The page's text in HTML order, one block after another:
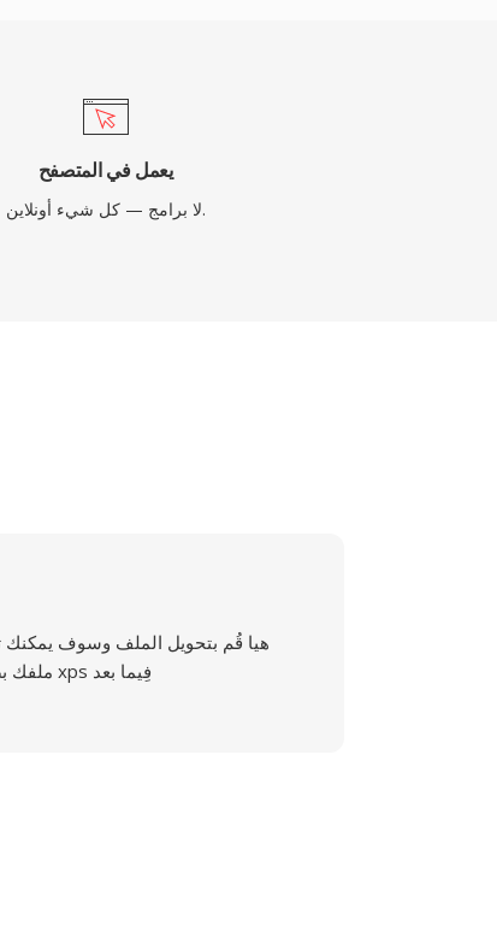
يعمل في المتصفح
لا برامج — كل شيء أونلاين.
هيا قُم بتحويل الملف وسوف يمكنك
ملفك بصيغة xps فِيما بعد